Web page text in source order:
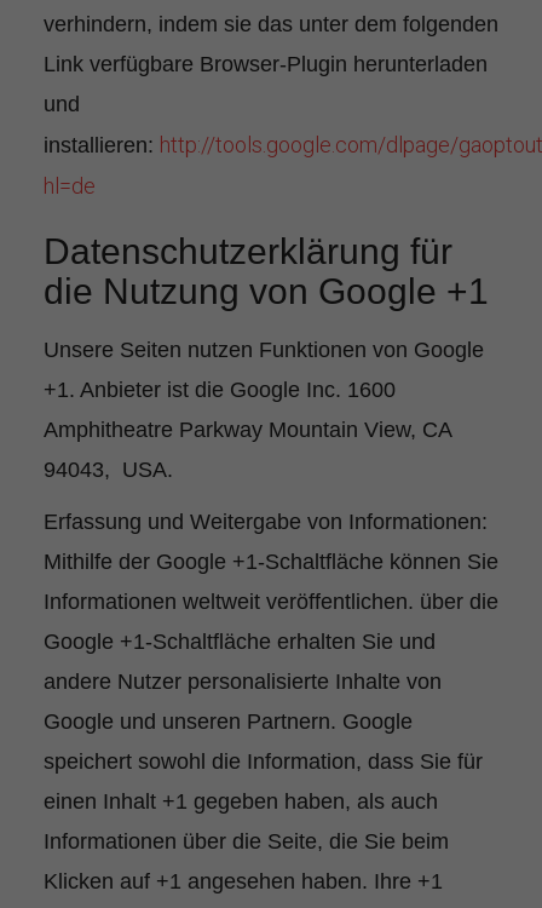
verhindern, indem sie das unter dem folgenden
Link verfügbare Browser-Plugin herunterladen
und
installieren: http://tools.google.com/dlpage/
hl=de
Datenschutzerklärung für
die Nutzung von Google +1
Unsere Seiten nutzen Funktionen von Google
+1. Anbieter ist die Google Inc. 1600
Amphitheatre Parkway Mountain View, CA
94043, USA.
Erfassung und Weitergabe von Informationen:
Mithilfe der Google +1-Schaltfläche können Sie
Informationen weltweit veröffentlichen. über die
Google +1-Schaltfläche erhalten Sie und
andere Nutzer personalisierte Inhalte von
Google und unseren Partnern. Google
speichert sowohl die Information, dass Sie für
einen Inhalt +1 gegeben haben, als auch
Informationen über die Seite, die Sie beim
Klicken auf +1 angesehen haben. Ihre +1